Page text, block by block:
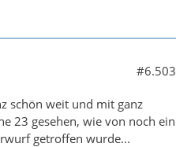
#6.503
schön weit und mit ganz
23 gesehen, wie von noch ein
getroffen wurde...